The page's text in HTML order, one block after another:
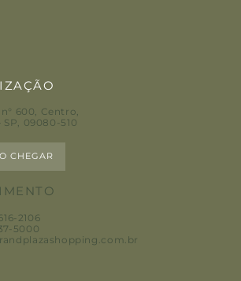
600, Centro,
09080-510
CHEGAR
2106
5000